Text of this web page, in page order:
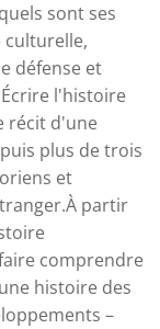
sont ses
défense et
l'histoire
récit d'une
plus de trois
et
partir
comprendre
histoire des
–